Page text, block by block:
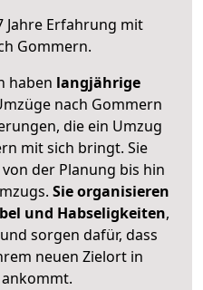
Jahre Erfahrung mit
Gommern.
haben langjährige
nach Gommern
die ein Umzug
mit sich bringt. Sie
der Planung bis hin
Sie organisieren
und Habseligkeiten,
sorgen dafür, dass
neuen Zielort in